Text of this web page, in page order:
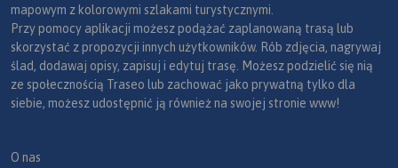
mapowym z kolorowymi szlakami turystycznymi.
Przy pomocy aplikacji możesz podążać zaplanowaną trasą lub
skorzystać z propozycji innych użytkowników. Rób zdjęcia, nagrywaj
ślad, dodawaj opisy, zapisuj i edytuj trasę. Możesz podzielić się nią
ze społecznością Traseo lub zachować jako prywatną tylko dla
siebie, możesz udostępnić ją również na swojej stronie www!
O nas